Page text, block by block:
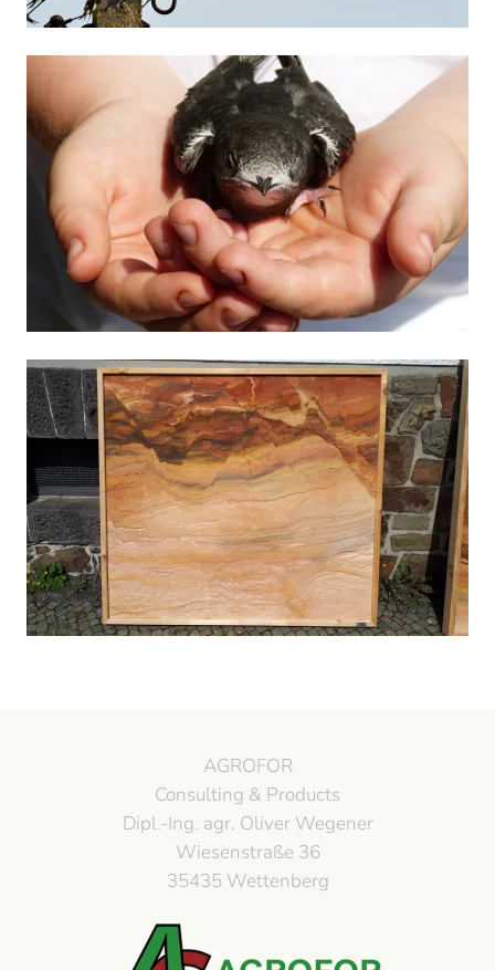
Artenschutz-
gutachten
Lackprofile
AGROFOR
Consulting & Products
Dipl.-Ing. agr. Oliver Wegener
Wiesenstraße 36
35435 Wettenberg